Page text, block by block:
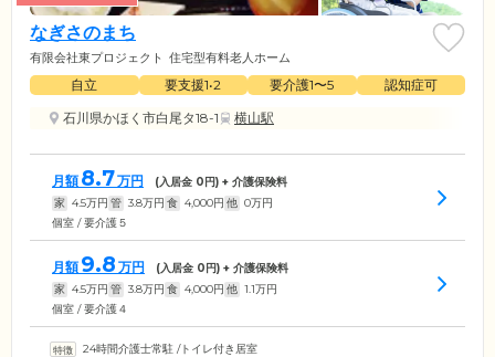
なぎさのまち
有限会社東プロジェクト 住宅型有料老人ホーム
自立 要支援1•2 要介護1〜5
認知症可
石川県かほく市白尾タ18-1
横山駅
月額 8.7万円 (入居金 0円) + 介護保険料
家 4.5万円 管 3.8万円 食 4,000円 他 0万円
個室 / 要介護５
月額 9.8 万円 (入居金 0円) + 介護保険料
家 4.5万円 管 3.8万円 食 4,000円 他 1.1万円
個室 / 要介護４
24時間介護士常駐 /トイレ付き居室